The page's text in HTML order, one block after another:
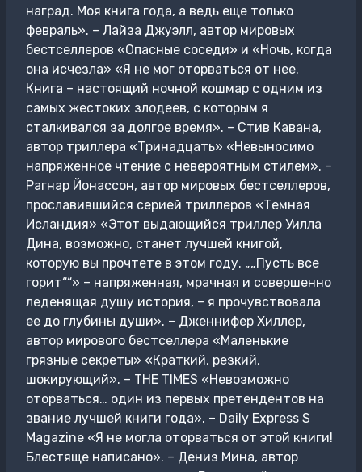
наград. Моя книга года, а ведь еще только
февраль». – Лайза Джуэлл, автор мировых
бестселлеров «Опасные соседи» и «Ночь, когда
она исчезла» «Я не мог оторваться от нее.
Книга – настоящий ночной кошмар с одним из
самых жестоких злодеев, с которым я
сталкивался за долгое время». – Стив Кавана,
автор триллера «Тринадцать» «Невыносимо
напряженное чтение с невероятным стилем». –
Рагнар Йонассон, автор мировых бестселлеров,
прославившийся серией триллеров «Темная
Исландия» «Этот выдающийся триллер Уилла
Дина, возможно, станет лучшей книгой,
которую вы прочтете в этом году. „„Пусть все
горит““» – напряженная, мрачная и совершенно
леденящая душу история, – я прочувствовала
ее до глубины души». – Дженнифер Хиллер,
автор мирового бестселлера «Маленькие
грязные секреты» «Краткий, резкий,
шокирующий». – THE TIMES «Невозможно
оторваться… один из первых претендентов на
звание лучшей книги года». – Daily Express S
Magazine «Я не могла оторваться от этой книги!
Блестяще написано». – Дениз Мина, автор